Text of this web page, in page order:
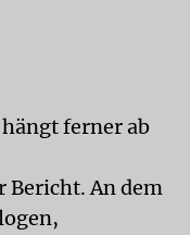
ferner ab
Bericht. An dem